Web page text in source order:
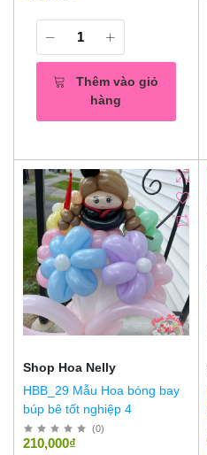
Thêm vào giỏ
hàng
Shop Hoa Nelly
HBB_29 Mẫu Hoa bóng bay
búp bê tốt nghiệp 4
(0)
210,000₫